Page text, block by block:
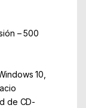
– 500
10,
de CD-